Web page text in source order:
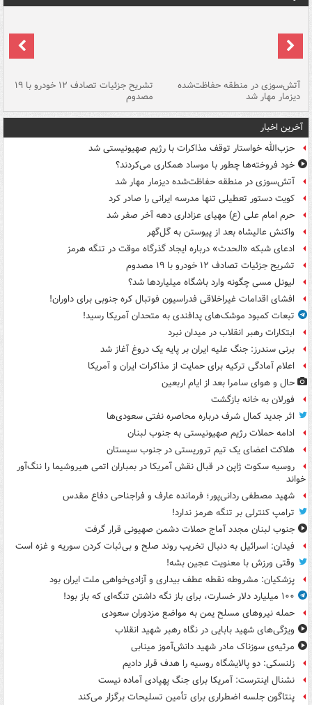
آتش‌سوزی در منطقه حفاظت‌شده
دیزمار مهار شد
تشریح جزئیات تصادف ۱۲ خودرو با ۱۹
مصدوم
آخرین اخبار
حزب‌الله خواستار توقف مذاکرات با رژیم صهیونیستی شد
خود فروخته‌ها چطور با موساد همکاری می‌کردند؟
آتش‌سوزی در منطقه حفاظت‌شده دیزمار مهار شد
کویت دستور تعطیلی تنها مدرسه ایرانی را صادر کرد
حرم امام علی (ع) مهیای عزاداری دهه آخر صفر شد
واکنش عالیشاه بعد از پیوستن به گل‌گهر
ادعای شبکه «الحدث» درباره ایجاد گذرگاه موقت در تنگه هرمز
تشریح جزئیات تصادف ۱۲ خودرو با ۱۹ مصدوم
لیونل مسی چگونه وارد باشگاه میلیاردها شد؟
افشای اقدامات غیراخلاقی فدراسیون فوتبال کره جنوبی برای داوران!
تبعات کمبود موشک‌های پدافندی به متحدان آمریکا رسید!
ابتکارات رهبر انقلاب در میدان نبرد
برنی سندرز: جنگ علیه ایران بر پایه یک دروغ آغاز شد
اعلام آمادگی ترکیه برای حمایت از مذاکرات ایران و آمریکا
حال و هوای سامرا بعد از ایام اربعین
فورلان به خانه بازگشت
اثر جدید کمال شرف درباره محاصره نفتی سعودی‌ها
ادامه حملات رژیم صهیونیستی به جنوب لبنان
هلاکت اعضای یک تیم تروریستی در جنوب سیستان
روسیه سکوت ژاپن در قبال نقش آمریکا در بمباران اتمی هیروشیما را ننگ‌آور
خواند
شهید مصطفی ردانی‌پور؛ فرمانده عارف و فراجناحی دفاع مقدس
ترامپ کنترلی بر تنگه هرمز ندارد!
جنوب لبنان مجدد آماج حملات دشمن صهیونی قرار گرفت
فیدان: اسرائیل به دنبال تخریب روند صلح و بی‌ثبات کردن سوریه و غزه است
وقتی ورزش با معنویت عجین بشه!
پزشکیان: مشروطه نقطه عطف بیداری و آزادی‌خواهی ملت ایران بود
۱۰۰ میلیارد دلار خسارت، برای باز نگه داشتن تنگه‌ای که باز بود!
حمله نیروهای مسلح یمن به مواضع مزدوران سعودی
ویژگی‌های شهید بابایی در نگاه رهبر شهید انقلاب
مرثیه‌ی سوزناک مادر شهید دانش‌آموز مینابی
زلنسکی: دو پالایشگاه روسیه را هدف قرار دادیم
نشنال اینترست: آمریکا برای جنگ پهپادی آماده نیست
پنتاگون جلسه اضطراری برای تأمین تسلیحات برگزار می‌کند